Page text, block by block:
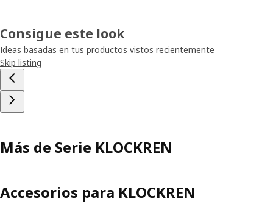
Consigue este look
Ideas basadas en tus productos vistos recientemente
Skip listing
Más de Serie KLOCKREN
Accesorios para KLOCKREN